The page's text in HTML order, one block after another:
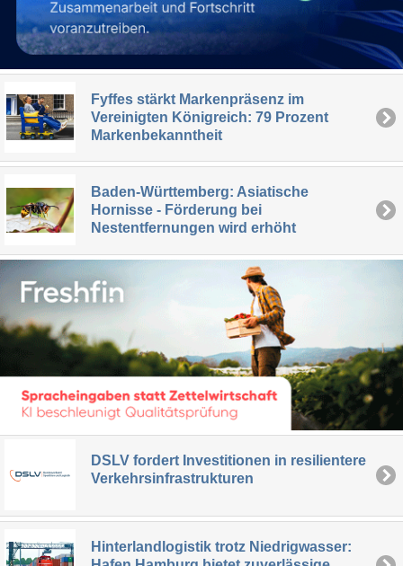
Fyffes stärkt Markenpräsenz im
Vereinigten Königreich: 79 Prozent
Markenbekanntheit
Baden-Württemberg: Asiatische
Hornisse - Förderung bei
Nestentfernungen wird erhöht
DSLV fordert Investitionen in resilientere
Verkehrsinfrastrukturen
Hinterlandlogistik trotz Niedrigwasser: